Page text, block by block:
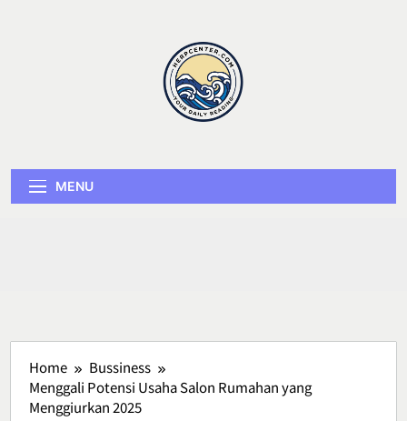
MENU
Home
Bussiness
Menggali Potensi Usaha Salon Rumahan yang
Menggiurkan 2025